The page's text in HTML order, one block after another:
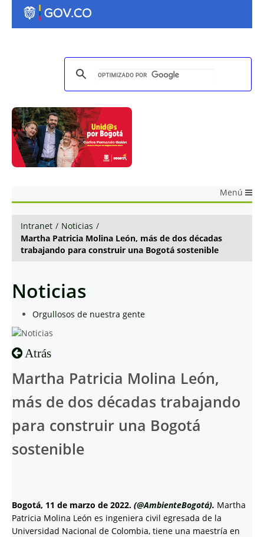
Menú
Intranet / Noticias /
Martha Patricia Molina León, más de dos décadas
trabajando para construir una Bogotá sostenible
Noticias
Orgullosos de nuestra gente
Atrás
Martha Patricia Molina León,
más de dos décadas trabajando
para construir una Bogotá
sostenible
Bogotá, 11 de marzo de 2022. (@AmbienteBogotá). Martha
Patricia Molina León es ingeniera civil egresada de la
Universidad Nacional de Colombia, tiene una maestría en